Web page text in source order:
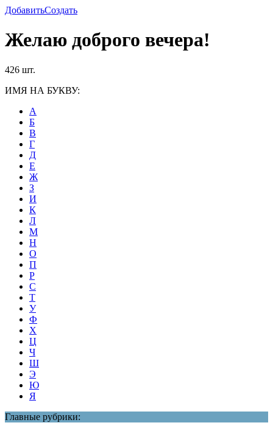
ДобавитьСоздать
Желаю доброго вечера!
426 шт.
ИМЯ НА БУКВУ:
А
Б
В
Г
Д
Е
Ж
З
И
К
Л
М
Н
О
П
Р
С
Т
У
Ф
Х
Ц
Ч
Ш
Э
Ю
Я
Главные рубрики: